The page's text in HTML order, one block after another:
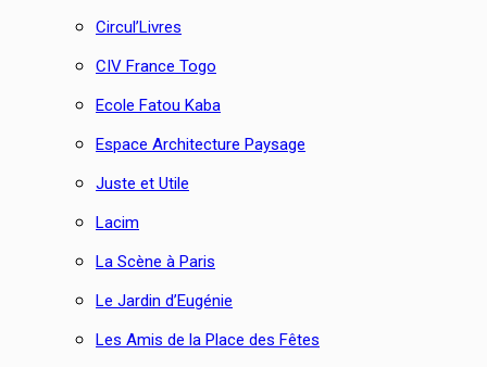
Circul’Livres
CIV France Togo
Ecole Fatou Kaba
Espace Architecture Paysage
Juste et Utile
Lacim
La Scène à Paris
Le Jardin d’Eugénie
Les Amis de la Place des Fêtes